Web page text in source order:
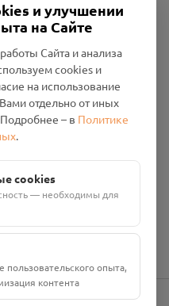
«Смоленский
область, р-н
д. 26А, пом. 18
в АО "АЛЬФА-БАНК"
и улучшении
на Сайте
Сайта и анализа
cookies и
на использование
отдельно от иных
– в Политике
.
cookies
— необходимы для
опыта,
контента